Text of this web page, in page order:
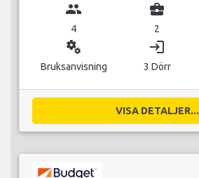
group
4
business_center
2
miscellaneous_services
Bruksanvisning
login
3 Dörr
VISA DETALJER...